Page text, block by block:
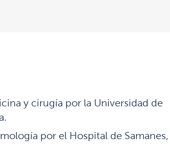
y cirugía por la Universidad de
por el Hospital de Samanes,